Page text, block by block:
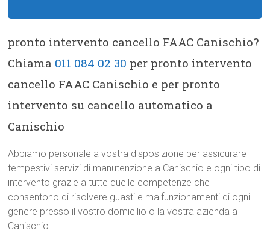
pronto intervento cancello FAAC Canischio?
Chiama 011 084 02 30 per pronto intervento
cancello FAAC Canischio e per pronto
intervento su cancello automatico a
Canischio
Abbiamo personale a vostra disposizione per assicurare
tempestivi servizi di manutenzione a Canischio e ogni tipo di
intervento grazie a tutte quelle competenze che
consentono di risolvere guasti e malfunzionamenti di ogni
genere presso il vostro domicilio o la vostra azienda a
Canischio.